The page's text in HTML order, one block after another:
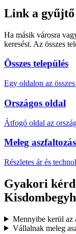
Link a gyűjtő
Ha másik városra
keresést. Az összes
Összes település
Egy oldalon az
Országos oldal
Átfogó oldal az
Meleg
Részletes ár és
Gyakori
Mennyibe kerül az
Vállalnak meleg